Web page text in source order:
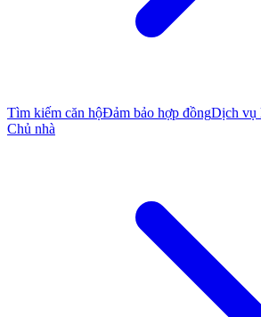
Tìm kiếm căn hộĐảm bảo hợp đồngDịch vụ
Chủ nhà